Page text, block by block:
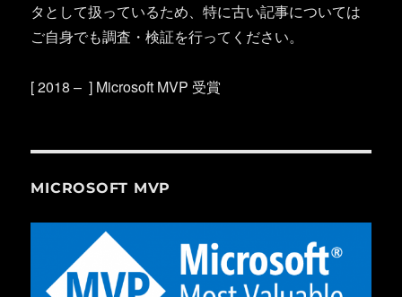
タとして扱っているため、特に古い記事については
ご自身でも調査・検証を行ってください。
[ 2018 – ] Microsoft MVP 受賞
MICROSOFT MVP